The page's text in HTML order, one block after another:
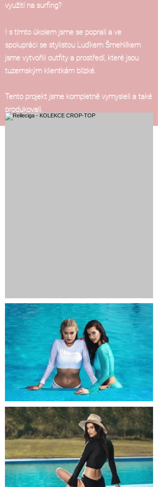
využití na surfing?
I s tímto úkolem jsme se poprali a ve
spolupráci se stylistou Luďkem Šmehlíkem
jsme vytvořili outfity a prostředí, které jsou
tuzemským klientkám blízké.
Tento projekt jsme kompletně vymysleli a také
produkovali.